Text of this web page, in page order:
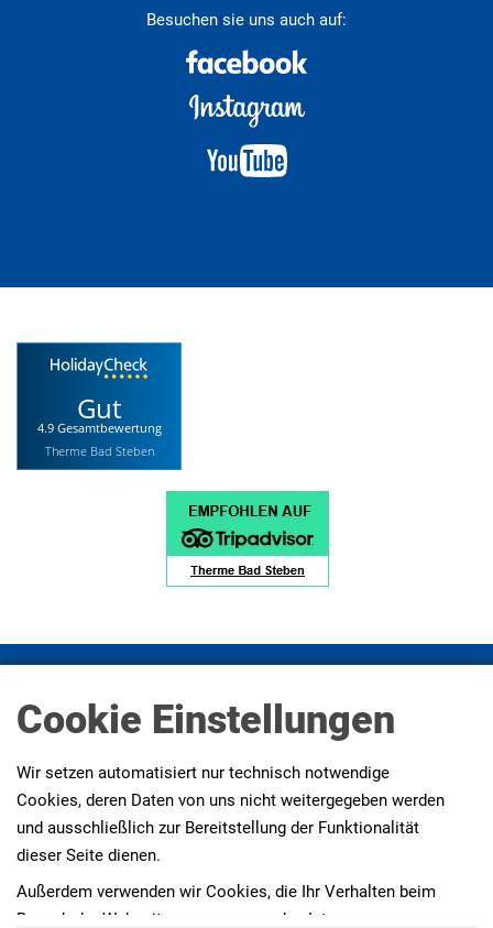
Besuchen sie uns auch auf:
Gut
4.9 Gesamtbewertung
Therme Bad Steben
Presse
AGBs Erklärung zur Barrierefreiheit
Cookie Einstellungen
Wir setzen automatisiert nur technisch notwendige
Cookies, deren Daten von uns nicht weitergegeben werden
und ausschließlich zur Bereitstellung der Funktionalität
dieser Seite dienen.
Außerdem verwenden wir Cookies, die Ihr Verhalten beim
Besuch der Webseiten messen, um das Interesse unserer